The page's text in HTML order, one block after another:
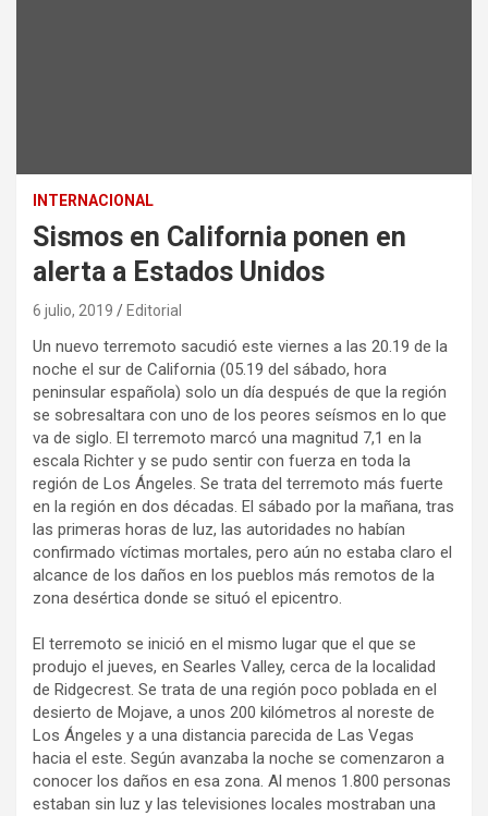
INTERNACIONAL
Sismos en California ponen en
alerta a Estados Unidos
6 julio, 2019 Editorial
Un nuevo terremoto sacudió este viernes a las 20.19 de la
noche el sur de California (05.19 del sábado, hora
peninsular española) solo un día después de que la región
se sobresaltara con uno de los peores seísmos en lo que
va de siglo. El terremoto marcó una magnitud 7,1 en la
escala Richter y se pudo sentir con fuerza en toda la
región de Los Ángeles. Se trata del terremoto más fuerte
en la región en dos décadas. El sábado por la mañana, tras
las primeras horas de luz, las autoridades no habían
confirmado víctimas mortales, pero aún no estaba claro el
alcance de los daños en los pueblos más remotos de la
zona desértica donde se situó el epicentro.
El terremoto se inició en el mismo lugar que el que se
produjo el jueves, en Searles Valley, cerca de la localidad
de Ridgecrest. Se trata de una región poco poblada en el
desierto de Mojave, a unos 200 kilómetros al noreste de
Los Ángeles y a una distancia parecida de Las Vegas
hacia el este. Según avanzaba la noche se comenzaron a
conocer los daños en esa zona. Al menos 1.800 personas
estaban sin luz y las televisiones locales mostraban una